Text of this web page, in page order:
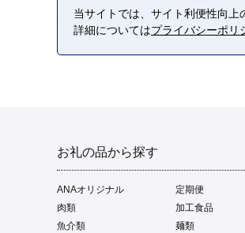
お礼の品から探す
ANAオリジナル 定期便
肉類
加工食品
魚介類
麺類
当サイトでは、サイト利便性向上
詳細についてはプライバシーポリ